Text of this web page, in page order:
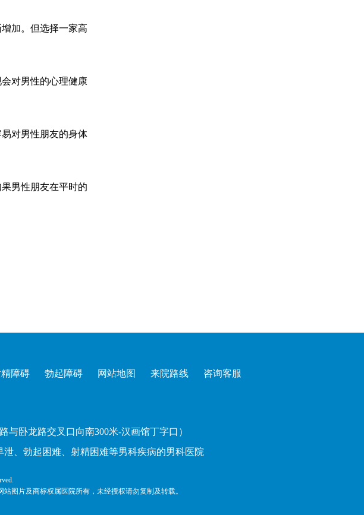
加。但选择一家高
对男性的心理健康
对男性朋友的身体
男性朋友在平时的
障碍 勃起障碍 网站地图 来院路线 咨询客服
与卧龙路交叉口向南300米-汉画馆丁字口）
泄 勃起困难 射精困难等男科疾病的男科医院
图片及商标权属医院所有，未经授权请勿复制及转载。